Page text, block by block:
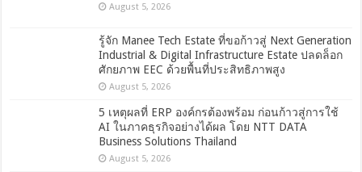
August 5, 2026
รู้จัก Manee Tech Estate ที่ขอก้าวสู่ Next Generation
Industrial & Digital Infrastructure Estate ปลดล็อก
ศักยภาพ EEC ด้วยพื้นที่ประสิทธิภาพสูง
August 5, 2026
5 เหตุผลที่ ERP องค์กรต้องพร้อม ก่อนก้าวสู่การใช้
AI ในภาคธุรกิจอย่างได้ผล โดย NTT DATA
Business Solutions Thailand
August 5, 2026